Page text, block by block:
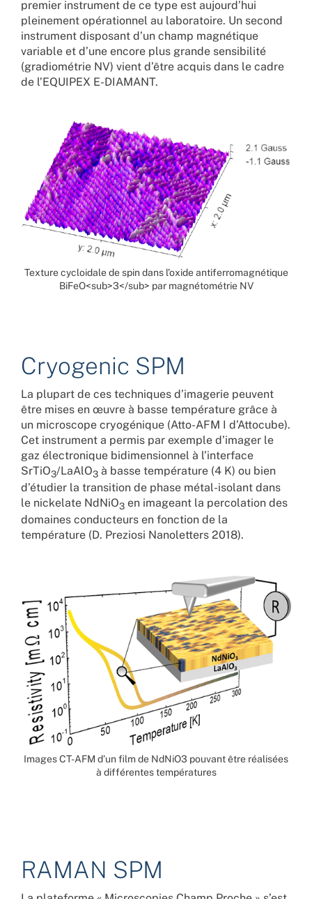
premier instrument de ce type est aujourd’hui
pleinement opérationnel au laboratoire. Un second
instrument disposant d’un champ magnétique
variable et d’une encore plus grande sensibilité
(gradiométrie NV) vient d’être acquis dans le cadre
de l’EQUIPEX E-DIAMANT.
Texture cycloidale de spin dans l’oxide antiferromagnétique
BiFeO<sub>3</sub> par magnétométrie NV
Cryogenic SPM
La plupart de ces techniques d’imagerie peuvent
être mises en œuvre à basse température grâce à
un microscope cryogénique (Atto-AFM I d’Attocube).
Cet instrument a permis par exemple d’imager le
gaz électronique bidimensionnel à l’interface
SrTiO3/LaAlO3à basse température (4 K) ou bien
d’étudier la transition de phase métal-isolant dans
le nickelate NdNiO3en imageant la percolation des
domaines conducteurs en fonction de la
température (D. Preziosi Nanoletters 2018).
Images CT-AFM d’un film de NdNiO3 pouvant être réalisées
à différentes températures
RAMAN SPM